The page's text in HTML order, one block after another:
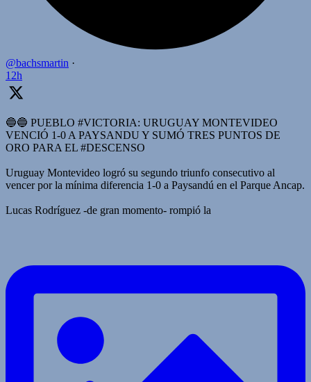
@bachsmartin ·
12h
🔵🔵 PUEBLO #VICTORIA: URUGUAY MONTEVIDEO
VENCIÓ 1-0 A PAYSANDU Y SUMÓ TRES PUNTOS DE
ORO PARA EL #DESCENSO
Uruguay Montevideo logró su segundo triunfo consecutivo al
vencer por la mínima diferencia 1-0 a Paysandú en el Parque Ancap.
Lucas Rodríguez -de gran momento- rompió la